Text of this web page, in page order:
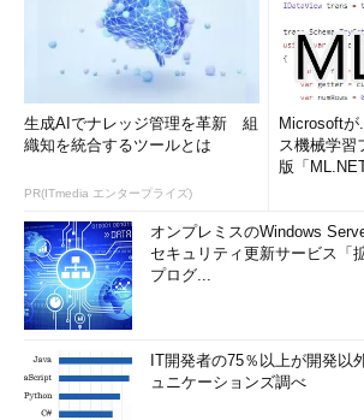
生成AIでナレッジ管理を革新 組
織知を統合するツールとは
PR(ITmedia エンタープライズ)
Microsoftが
ス機械学習
版「
オンプレミスのWindows
セキュリティ更新サービス「
プログ...
IT開発者の75％以上が開発以
ュニケーションズ調べ